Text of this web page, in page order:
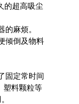
的超高吸尘
麻烦。
倾倒及物料
固定常时间
塑料颗粒等